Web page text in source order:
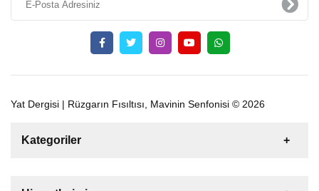
Yat Dergisi | Rüzgarın Fısıltısı, Mavinin Senfonisi © 2026
Kategoriler